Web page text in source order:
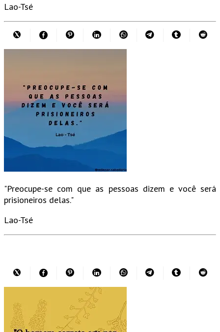
Lao-Tsé
"Preocupe-se com que as pessoas dizem e você será
prisioneiros delas."
Lao-Tsé